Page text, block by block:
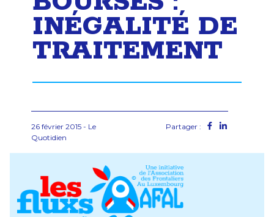
INÉGALITÉ DE
TRAITEMENT
26 février 2015 - Le
Quotidien
Partager :